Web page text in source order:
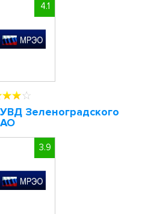
4.1
Зеленоградского
АО
3.9